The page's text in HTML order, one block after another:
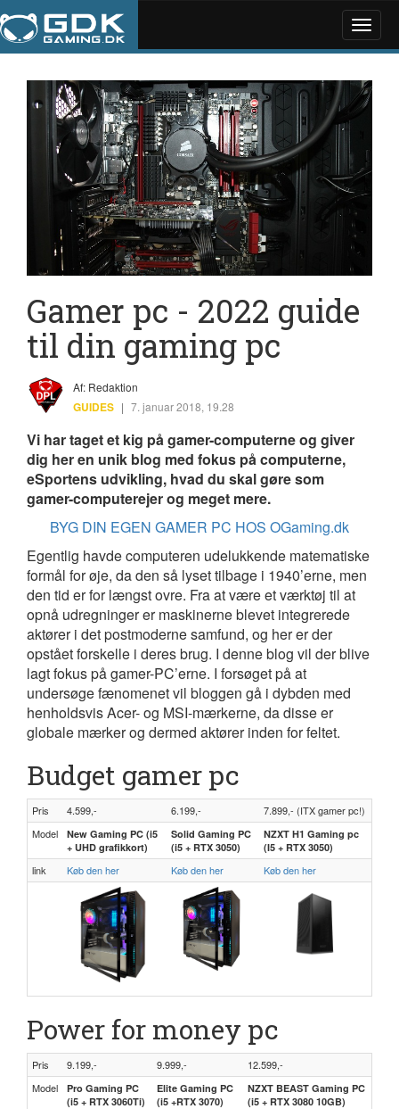
Toggle
Gamer pc - 2022 guide
til din gaming pc
Af: Redaktion
GUIDES | 7. januar 2018, 19.28
Vi har taget et kig på gamer-computerne og giver
dig her en unik blog med fokus på computerne,
eSportens udvikling, hvad du skal gøre som
gamer-computerejer og meget mere.
BYG DIN EGEN GAMER PC HOS OGaming.dk
Egentlig havde computeren udelukkende matematiske
formål for øje, da den så lyset tilbage i 1940’erne, men
den tid er for længst ovre. Fra at være et værktøj til at
opnå udregninger er maskinerne blevet integrerede
aktører i det postmoderne samfund, og her er der
opstået forskelle i deres brug. I denne blog vil der blive
lagt fokus på gamer-PC’erne. I forsøget på at
undersøge fænomenet vil bloggen gå i dybden med
henholdsvis Acer- og MSI-mærkerne, da disse er
globale mærker og dermed aktører inden for feltet.
Budget gamer pc
Pris 4.599,- 6.199,-
7.899,- (ITX gamer pc!)
Model
New Gaming PC (i5
+ UHD grafikkort)
Solid Gaming PC
(i5 + RTX 3050)
NZXT H1 Gaming pc
(I5 + RTX 3050)
link Køb den her Køb den her Køb den her
Power for money pc
Pris 9.199,- 9.999,-
12.599,-
Model
Pro Gaming PC
(i5 + RTX 3060Ti)
Elite Gaming PC
(i5 +RTX 3070)
NZXT BEAST Gaming PC
(i5 + RTX 3080 10GB)